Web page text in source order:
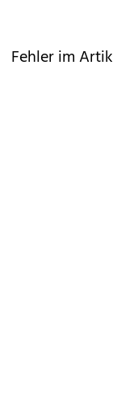
Fehler im